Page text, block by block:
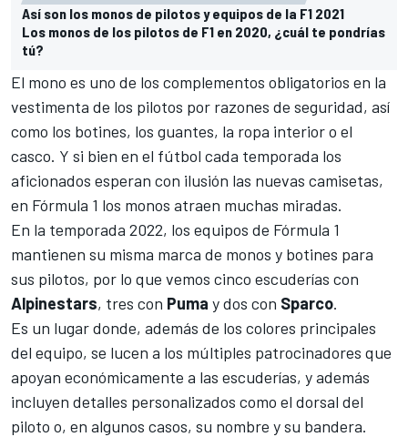
Así son los monos de pilotos y equipos de la F1 2021
Los monos de los pilotos de F1 en 2020, ¿cuál te pondrías
tú?
El mono es uno de los complementos obligatorios en la
vestimenta de los pilotos por razones de seguridad, así
como los botines, los guantes, la ropa interior o el
casco. Y si bien en el fútbol cada temporada los
aficionados esperan con ilusión las nuevas camisetas,
en Fórmula 1 los monos atraen muchas miradas.
En la temporada 2022, los equipos de Fórmula 1
mantienen su misma marca de monos y botines para
sus pilotos, por lo que vemos cinco escuderías con
Alpinestars, tres con Puma y dos con Sparco.
Es un lugar donde, además de los colores principales
del equipo, se lucen a los múltiples patrocinadores que
apoyan económicamente a las escuderías, y además
incluyen detalles personalizados como el dorsal del
piloto o, en algunos casos, su nombre y su bandera.